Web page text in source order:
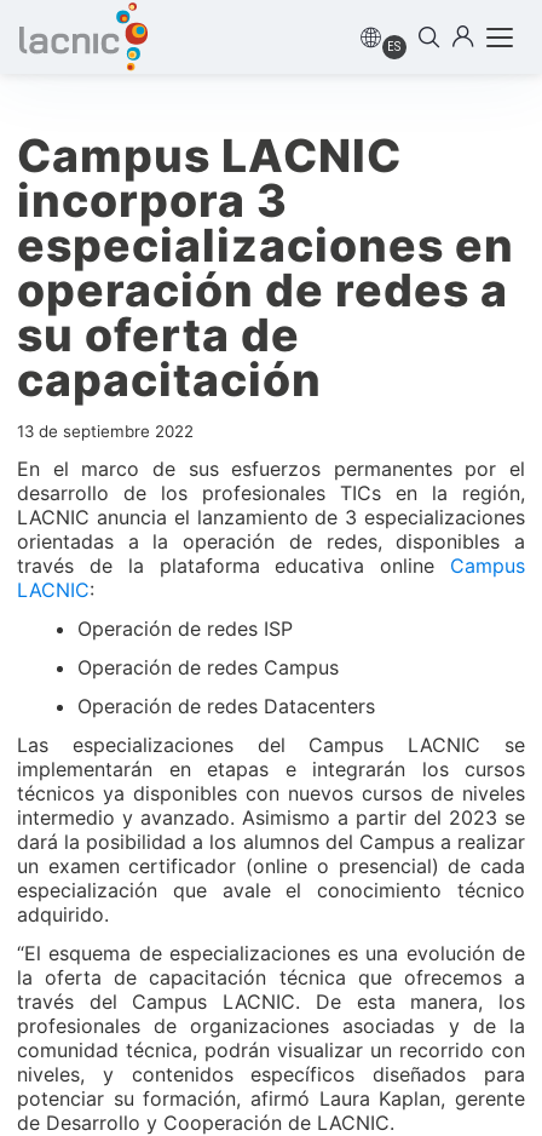
ES
Campus LACNIC
incorpora 3
especializaciones en
operación de redes a
su oferta de
capacitación
13 de septiembre 2022
En el marco de sus esfuerzos permanentes por el
desarrollo de los profesionales TICs en la región,
LACNIC anuncia el lanzamiento de 3 especializaciones
orientadas a la operación de redes, disponibles a
través de la plataforma educativa online Campus
LACNIC:
Operación de redes ISP
Operación de redes Campus
Operación de redes Datacenters
Las especializaciones del Campus LACNIC se
implementarán en etapas e integrarán los cursos
técnicos ya disponibles con nuevos cursos de niveles
intermedio y avanzado. Asimismo a partir del 2023 se
dará la posibilidad a los alumnos del Campus a realizar
un examen certificador (online o presencial) de cada
especialización que avale el conocimiento técnico
adquirido.
“El esquema de especializaciones es una evolución de
la oferta de capacitación técnica que ofrecemos a
través del Campus LACNIC. De esta manera, los
profesionales de organizaciones asociadas y de la
comunidad técnica, podrán visualizar un recorrido con
niveles, y contenidos específicos diseñados para
potenciar su formación, afirmó Laura Kaplan, gerente
de Desarrollo y Cooperación de LACNIC.